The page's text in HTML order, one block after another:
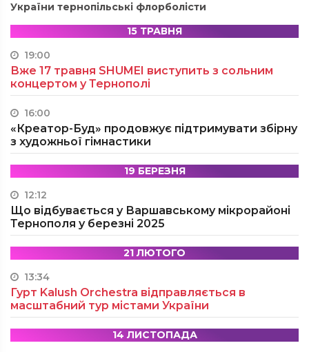
України тернопільські флорболісти
15 ТРАВНЯ
19:00
Вже 17 травня SHUMEI виступить з сольним
концертом у Тернополі
16:00
«Креатор-Буд» продовжує підтримувати збірну
з художньої гімнастики
19 БЕРЕЗНЯ
12:12
Що відбувається у Варшавському мікрорайоні
Тернополя у березні 2025
21 ЛЮТОГО
13:34
Гурт Kalush Orchestra відправляється в
масштабний тур містами України
14 ЛИСТОПАДА